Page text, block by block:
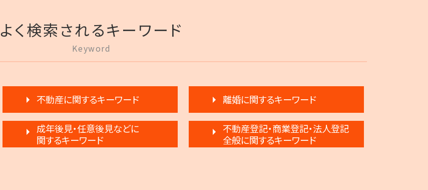
よく検索されるキーワード
Keyword
不動産に関するキーワード
滞納 家賃 分割 交渉
家賃 滞納 引越し
不動産 売買
離婚に関するキーワード
離婚 円満調停
調停離婚 慰謝料
離婚 不倫 慰謝料
成年後見・任意後見などに
関するキーワード
不動産登記・商業登記・法人登記
全般に関するキーワード